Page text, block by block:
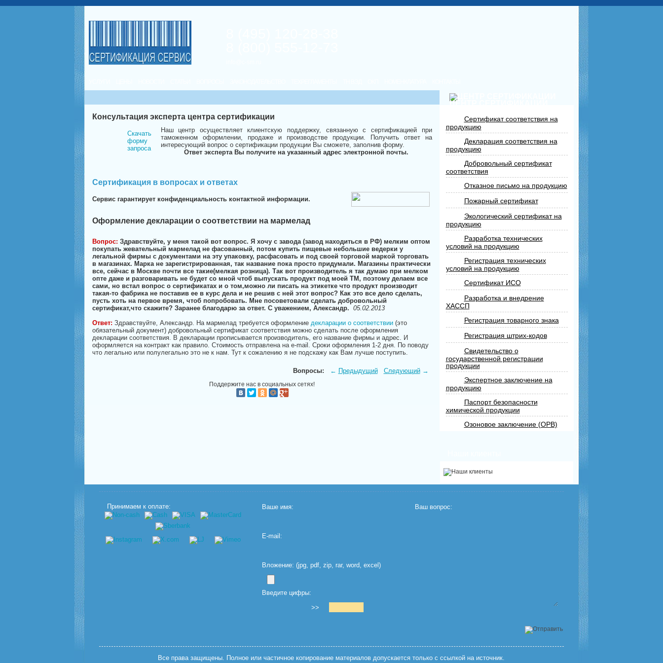
ЦЕНТР СЕРТИФИКАЦИИ
Консультация эксперта центра сертификации
Скачать
форму
запроса
Наш центр осуществляет клиентскую поддержку, связанную с сертификацией при
таможенном оформлении, продаже и производстве продукции. Получить ответ на
интересующий вопрос о сертификации продукции Вы сможете, заполнив форму.
Ответ эксперта Вы получите на указанный адрес электронной почты.
Сертификация в вопросах и ответах
Сервис гарантирует конфиденциальность контактной информации.
Оформление декларации о соответствии на мармелад
Вопрос: Здравствуйте, у меня такой вот вопрос. Я хочу с завода (завод находиться в РФ) мелким оптом
покупать жевательный мармелад не фасованный, потом купить пищевые небольшие ведерки у
легальной фирмы с документами на эту упаковку, расфасовать и под своей торговой маркой торговать
в магазинах. Марка не зарегистрированная, так название пока просто придумали. Магазины практически
все, сейчас в Москве почти все такие(мелкая розница). Так вот производитель я так думаю при мелком
опте даже и разговаривать не будет со мной чтоб выпускать продукт под моей ТМ, поэтому делаем все
сами, но встал вопрос о сертификатах и о том,можно ли писать на этикетке что продукт производит
такая-то фабрика не поставив ее в курс дела и не решив с ней этот вопрос? Как это все дело сделать,
пусть хоть на первое время, чтоб попробовать. Мне посоветовали сделать добровольный
сертификат,что скажите? Заранее благодарю за ответ. С уважением, Александр. 05.02.2013
Ответ: Здравствуйте, Александр. На мармелад требуется оформление декларации о соответствии(это
обязательный документ) добровольный сертификат соответствия можно сделать после оформления
декларации соответствия. В декларации прописывается производитель, его название фирмы и адрес. И
оформляется на контракт как правило. Стоимость отправлена на e-mail. Сроки оформления 1-2 дня. По поводу
что легально или полулегально это не к нам. Тут к сожалению я не подскажу как Вам лучше поступить.
Вопросы: ← Предыдущий Следующий→
Поддержите нас в социальных сетях!
Сертификат соответствия на
продукцию
Декларация соответствия на
продукцию
Добровольный сертификат
соответствия
Отказное письмо на продукцию
Пожарный сертификат
Экологический сертификат на
продукцию
Разработка технических
условий на продукцию
Регистрация технических
условий на продукцию
Сертификат ИСО
Разработка и внедрение
ХАССП
Регистрация товарного знака
Регистрация штрих-кодов
Свидетельство о
государственной регистрации
продукции
Экспертное заключение на
продукцию
Паспорт безопасности
химической продукции
Озоновое заключение (ОРВ)
Принимаем к оплате: Ваше имя:
E-mail:
Вложение: (jpg, pdf, zip, rar, word, excel)
Введите цифры:
>>
Ваш вопрос:
Все права защищены. Полное или частичное копирование материалов допускается только с ссылкой на источник.